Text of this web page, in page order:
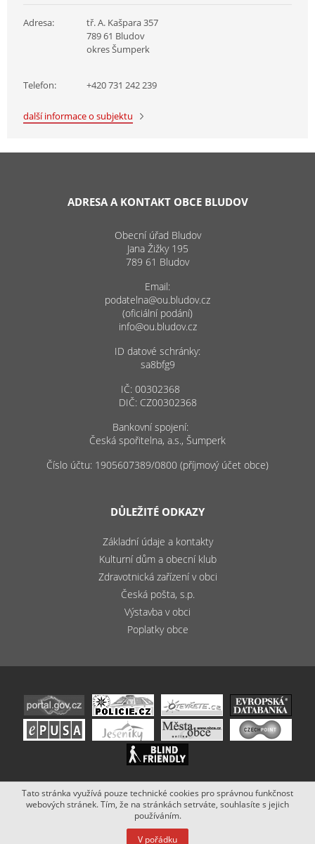
Adresa:
tř. A. Kašpara 357
789 61 Bludov
okres Šumperk
Telefon: +420 731 242 239
další informace o subjektu
ADRESA A KONTAKT OBCE BLUDOV
Obecní úřad Bludov
Jana Žižky 195
789 61 Bludov
Email:
podatelna@ou.bludov.cz
(oficiální podání)
info@ou.bludov.cz
ID datové schránky:
sa8bfg9
IČ: 00302368
DIČ: CZ00302368
Bankovní spojení:
Česká spořitelna, a.s., Šumperk
Číslo účtu: 1905607389/0800 (příjmový účet obce)
DŮLEŽITÉ ODKAZY
Základní údaje a kontakty
Kulturní dům a obecní klub
Zdravotnická zařízení v obci
Česká pošta, s.p.
Výstavba v obci
Poplatky obce
Copyright (c) 2020 - 2019 Obec Bludov. Stránky vytvořil a spravuje
Netsimple.
Tato stránka využívá pouze technické cookies pro správnou funkčnost
webových stránek. Tím, že na stránkách setrváte, souhlasíte s jejich
používáním.
V pořádku